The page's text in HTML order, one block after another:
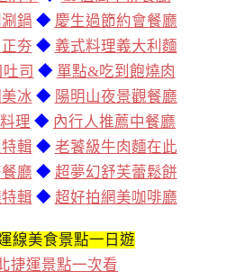
鍋 ◆ 慶生過節約會餐廳
夯 ◆ 義式料理義大利麵
司 ◆ 單點&吃到飽燒肉
冰 ◆ 陽明山夜景觀餐廳
理 ◆ 內行人推薦中餐廳
輯 ◆ 老饕級牛肉麵在此
廳 ◆ 超夢幻舒芙蕾鬆餅
輯 ◆ 超好拍網美咖啡廳
線美食景點一日遊
捷運景點一次看